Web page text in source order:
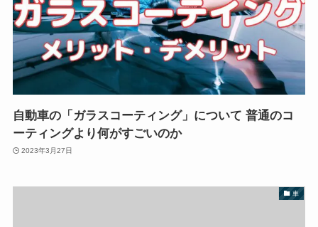
自動車の「ガラスコーティング」について 普通のコ
ーティングより何がすごいのか
2023年3月27日
車